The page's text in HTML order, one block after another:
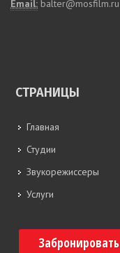
Email: balter@mosfilm.ru
СТРАНИЦЫ
Главная
Студии
Звукорежиссеры
Услуги
Забронировать